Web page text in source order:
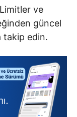
Limitler ve
güncel
takip edin.